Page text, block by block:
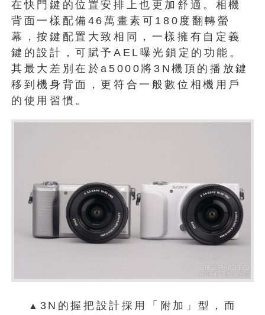
在快門鍵的位置安排上也更加舒適。相機
背面一樣配備46萬畫素可180度翻轉螢
幕，按鍵配置大致相同，一樣擁有自定義
鍵的設計，可賦予AEL曝光鎖定的功能。
其最大差別在於a5000將3N機頂的播放鍵
移到機身背面，更符合一般數位相機用戶
的使用習慣。
▲ 3N的握把設計採用「附加」型，而